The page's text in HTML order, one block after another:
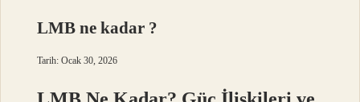
LMB ne kadar ?
Tarih: Ocak 30, 2026